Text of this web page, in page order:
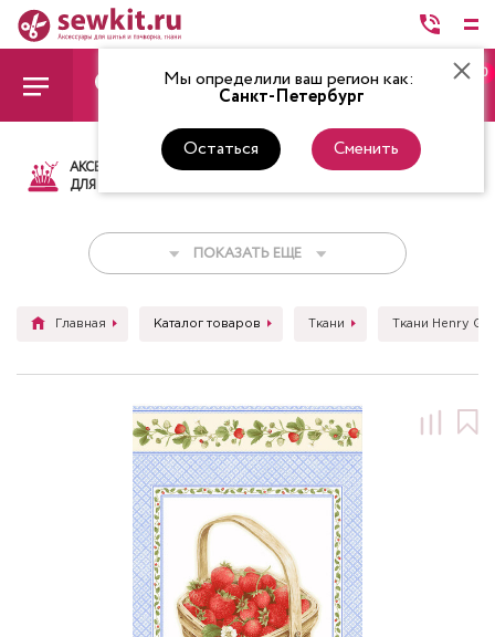
Мы определили ваш регион как:
Санкт-Петербург
Остаться Сменить
0
АКСЕССУАРЫ
ДЛЯ ШИТЬЯ
ТКАНИ НИТКИ
ПОКАЗАТЬ ЕЩЕ
Главная Каталог товаров Ткани Ткани Henry